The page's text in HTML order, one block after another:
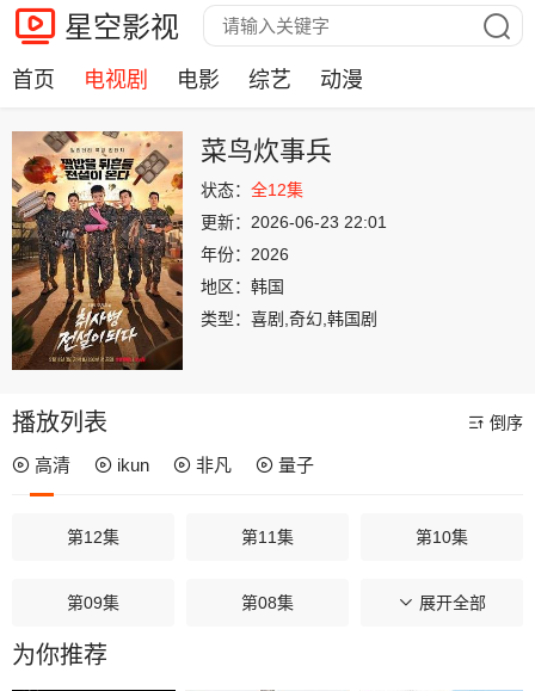
星空影视
首页 电视剧 电影 综艺 动漫
菜鸟炊事兵
状态： 全12集
更新： 2026-06-23 22:01
年份： 2026
地区： 韩国
类型： 喜剧,奇幻,韩国剧
播放列表 倒序
高清 ikun 非凡 量子
第12集 第11集 第10集
第09集 第08集 第07集
第06集
展开全部
为你推荐